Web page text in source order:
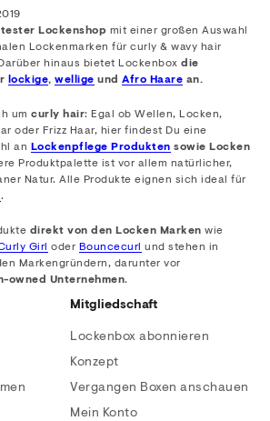
Lockenshop mit einer großen Auswahl
Lockenmarken für curly & wavy hair
hinaus bietet Lockenbox die
lockige, wellige und Afro Haare an.
um curly hair: Egal ob Wellen, Locken,
oder Frizz Haar, hier findest Du eine
an Lockenpflege Produkten sowie Locken
Produktpalette ist vor allem natürlicher,
Natur. Alle Produkte eignen sich ideal für
.
direkt von den Locken Marken wie
Girl oder Bouncecurl und stehen in
Markengründern, darunter vor
owned Unternehmen.
Mitgliedschaft
Lockenbox abonnieren
Konzept
Vergangen Boxen anschauen
Mein Konto